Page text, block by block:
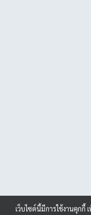
เว็บไซต์นี้มีการใช้งานคุกกี้